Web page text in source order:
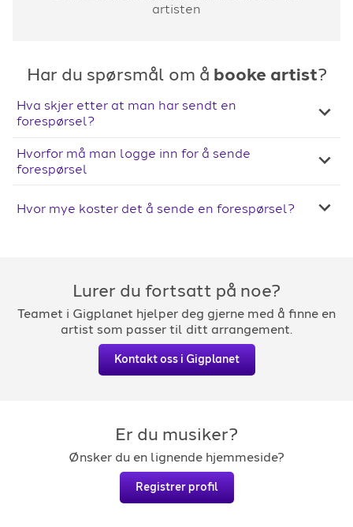
artisten
Har du spørsmål om å booke artist?
Hva skjer etter at man har sendt en
forespørsel?
Hvorfor må man logge inn for å sende
forespørsel
Hvor mye koster det å sende en forespørsel?
Lurer du fortsatt på noe?
Teamet i Gigplanet hjelper deg gjerne med å finne en
artist som passer til ditt arrangement.
Kontakt oss i Gigplanet
Er du musiker?
Ønsker du en lignende hjemmeside?
Registrer profil